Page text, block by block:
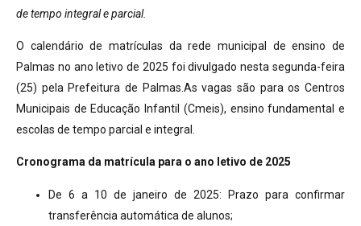
de tempo integral e parcial.
O calendário de matrículas da rede municipal de ensino de
Palmas no ano letivo de 2025 foi divulgado nesta segunda-feira
(25) pela Prefeitura de Palmas.As vagas são para os Centros
Municipais de Educação Infantil (Cmeis), ensino fundamental e
escolas de tempo parcial e integral.
Cronograma da matrícula para o ano letivo de 2025
De 6 a 10 de janeiro de 2025: Prazo para confirmar
transferência automática de alunos;